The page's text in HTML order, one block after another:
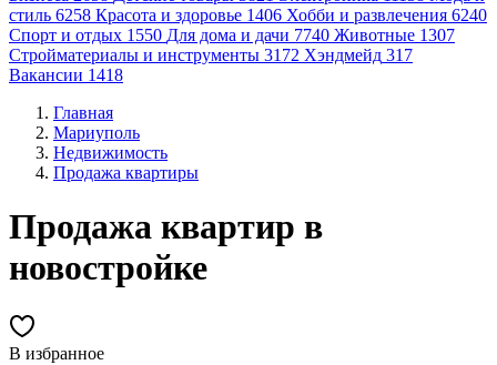
стиль 6258 Красота и здоровье 1406 Хобби и развлечения 6240
Спорт и отдых 1550 Для дома и дачи 7740 Животные 1307
Стройматериалы и инструменты 3172 Хэндмейд 317
Вакансии 1418
Главная
Мариуполь
Недвижимость
Продажа квартиры
Продажа квартир в
новостройке
В избранное